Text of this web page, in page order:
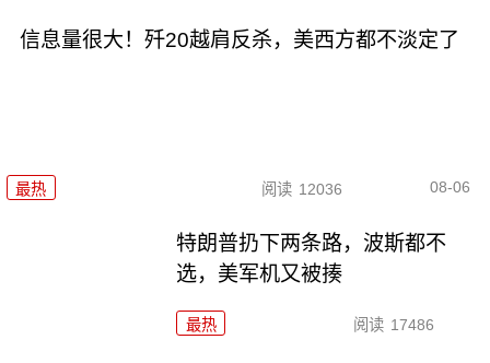
信息量很大！歼20越肩反杀，美西方都不淡定了
最热 阅读 12036 08-06
特朗普扔下两条路，波斯都不
选，美军机又被揍
最热 阅读 17486